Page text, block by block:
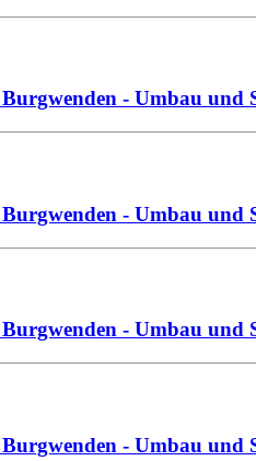
- Umbau und
- Umbau und
- Umbau und
- Umbau und